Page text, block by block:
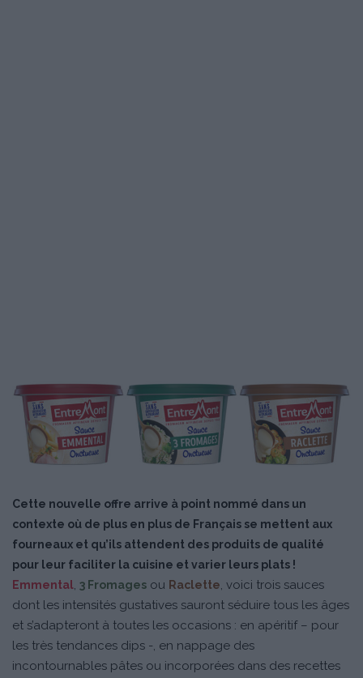
Cette nouvelle offre arrive à point nommé dans un
contexte où de plus en plus de Français se mettent aux
fourneaux et qu’ils attendent des produits de qualité
pour leur faciliter la cuisine et varier leurs plats !
Emmental, 3 Fromages ou Raclette, voici trois sauces
dont les intensités gustatives sauront séduire tous les âges
et s’adapteront à toutes les occasions : en apéritif – pour
les très tendances dips -, en nappage des
incontournables pâtes ou incorporées dans des recettes